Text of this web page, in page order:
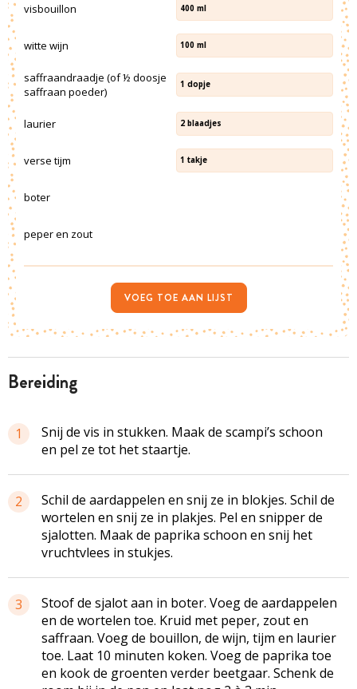
bereiding
1
Snij de vis in stukken. Maak de scampi’s schoon
en pel ze tot het staartje.
2
Schil de aardappelen en snij ze in blokjes. Schil de
wortelen en snij ze in plakjes. Pel en snipper de
sjalotten. Maak de paprika schoon en snij het
vruchtvlees in stukjes.
3
Stoof de sjalot aan in boter. Voeg de aardappelen
en de wortelen toe. Kruid met peper, zout en
saffraan. Voeg de bouillon, de wijn, tijm en laurier
toe. Laat 10 minuten koken. Voeg de paprika toe
en kook de groenten verder beetgaar. Schenk de
visbouillon 400 ml
witte wijn 100 ml
saffraandraadje (of ½ doosje
saffraan poeder)
1 dopje
laurier 2 blaadjes
verse tijm 1 takje
boter
peper en zout
VOEG TOE AAN LIJST